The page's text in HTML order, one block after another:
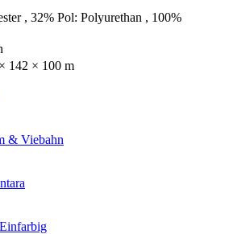
, 32% Pol: Polyurethan , 100%
142 × 100 m
& Viebahn